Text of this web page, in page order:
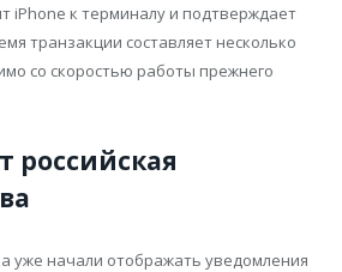
iPhone к терминалу и подтверждает
транзакции составляет несколько
со скоростью работы прежнего
российская
уже начали отображать уведомления